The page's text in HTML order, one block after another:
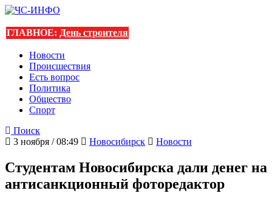
ГЛАВНОЕ: День строителя
Новости
Происшествия
Есть вопрос
Политика
Общество
Спорт
Поиск
3 ноября / 08:49
Новосибирск Новости
Студентам Новосибирска дали денег на
антисанкционный фоторедактор